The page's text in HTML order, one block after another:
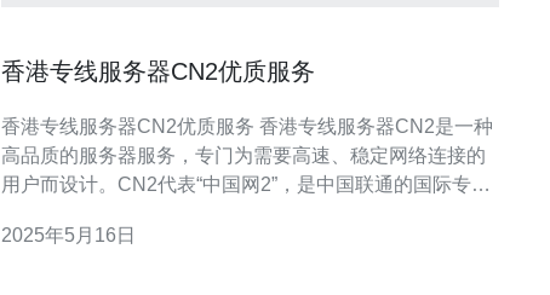
香港专线服务器CN2优质服务
香港专线服务器CN2优质服务 香港专线服务器CN2是一种
高品质的服务器服务，专门为需要高速、稳定网络连接的
用户而设计。CN2代表“中国网2”，是中国联通的国际专线
线服务器CN2具有以下优势： 高速稳定：CN2专线拥有优
2025年5月16日